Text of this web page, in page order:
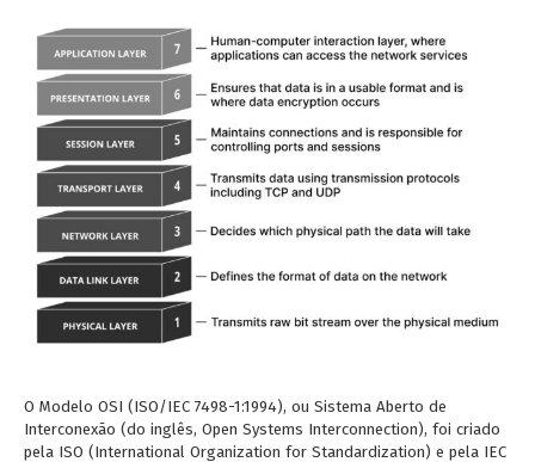
O Modelo OSI (ISO/IEC 7498-1:1994), ou Sistema Aberto de
Interconexão (do inglês, Open Systems Interconnection), foi criado
pela ISO (International Organization for Standardization) e pela IEC